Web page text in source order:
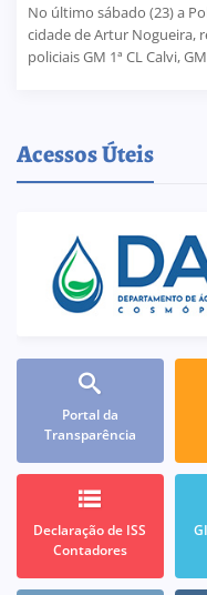
No último sábado (23) a
cidade de Artur Nogueira,
policiais GM 1ª CL Calvi,
Acessos Úteis
Portal da
Transparência
Declaração de ISS
Contadores